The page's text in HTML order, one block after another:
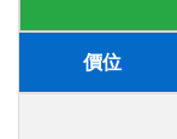
價位